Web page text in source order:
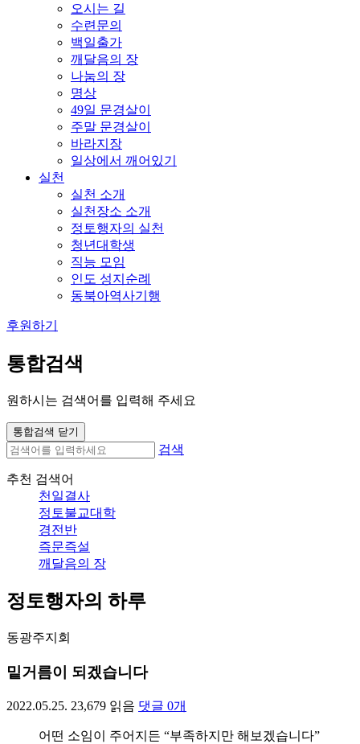
오시는 길
수련문의
백일출가
깨달음의 장
나눔의 장
명상
49일 문경살이
주말 문경살이
바라지장
일상에서 깨어있기
실천
실천 소개
실천장소 소개
정토행자의 실천
청년대학생
직능 모임
인도 성지순례
동북아역사기행
후원하기
통합검색
원하시는 검색어를 입력해 주세요
통합검색 닫기
검색
추천 검색어
천일결사
정토불교대학
경전반
즉문즉설
깨달음의 장
정토행자의 하루
동광주지회
밑거름이 되겠습니다
2022.05.25. 23,679 읽음 댓글 0개
어떤 소임이 주어지든 “부족하지만 해보겠습니다”